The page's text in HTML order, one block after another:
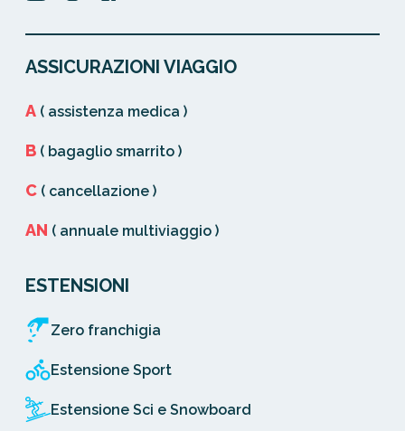
ASSICURAZIONI VIAGGIO
A ( assistenza medica )
B ( bagaglio smarrito )
C ( cancellazione )
AN ( annuale multiviaggio )
ESTENSIONI
Zero franchigia
Estensione Sport
Estensione Sci e Snowboard